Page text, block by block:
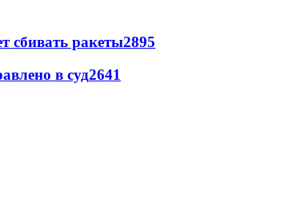
сбивать ракеты2895
в суд2641